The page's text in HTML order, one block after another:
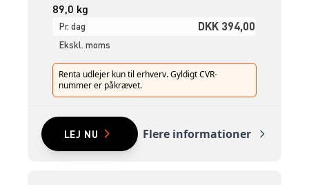
89,0 kg
Pr. dag DKK 394,00
Ekskl. moms
Renta udlejer kun til erhverv. Gyldigt CVR-
nummer er påkrævet.
LEJ NU Flere informationer